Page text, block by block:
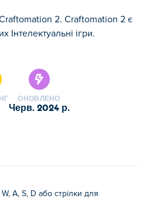
2. Craftomation 2 є
Інтелектуальні ігри.
ОНОВЛЕНО
черв. 2024 р.
A, S, D або стрілки для